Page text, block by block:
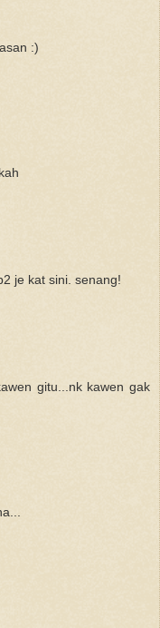
:)
je kat sini. senang!
gitu...nk kawen gak